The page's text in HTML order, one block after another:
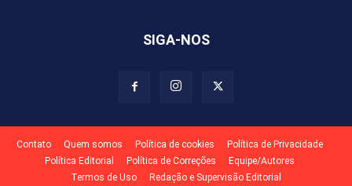
SIGA-NOS
Contato Quem somos Política de cookies
Política de Privacidade
Política Editorial
Política de Correções
Equipe/Autores
Termos de Uso
Redação e Supervisão Editorial